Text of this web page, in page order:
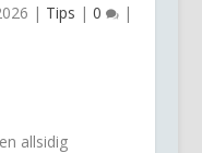
| Tips |0 |
allsidig